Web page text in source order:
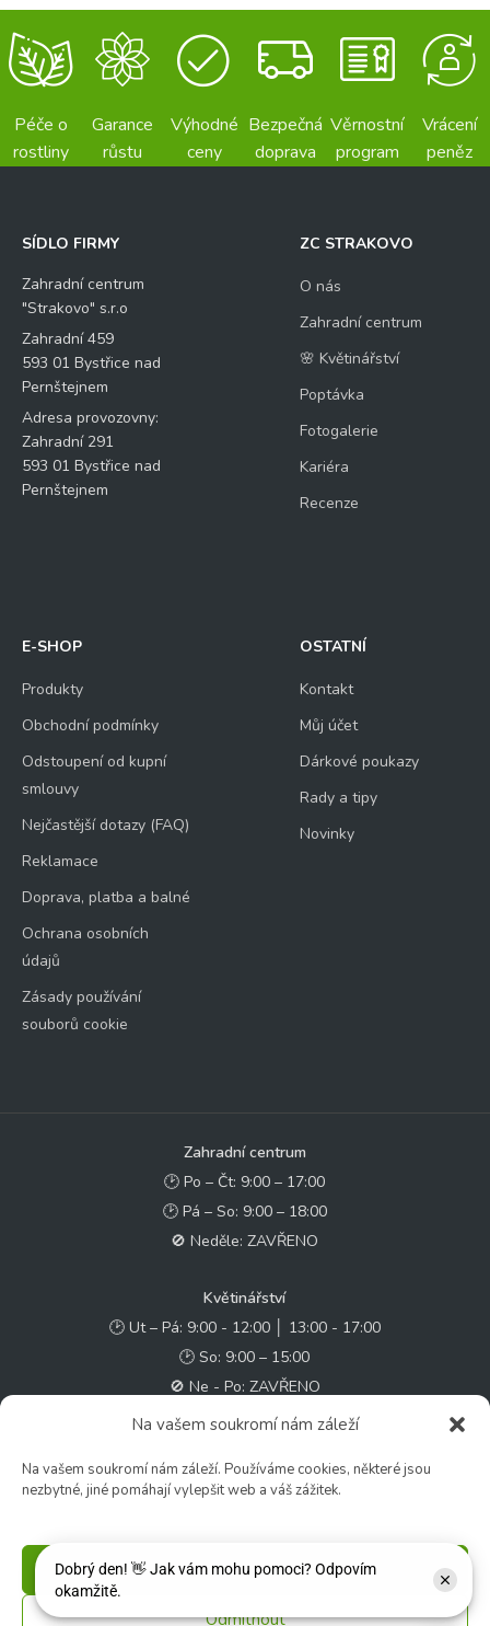
Na vašem soukromí nám záleží
Na vašem soukromí nám záleží. Používáme cookies, některé jsou
nezbytné, jiné pomáhají vylepšit web a váš zážitek.
Příjmout
Odmítnout
Péče o
rostliny
Garance
růstu
Výhodné
ceny
Bezpečná
doprava
Věrnostní
program
Vrácení
peněz
SÍDLO FIRMY
Zahradní centrum
"Strakovo" s.r.o
Zahradní 459
593 01 Bystřice nad
Pernštejnem
Adresa provozovny:
Zahradní 291
593 01 Bystřice nad
Pernštejnem
ZC STRAKOVO
O nás
Zahradní centrum
🌸 Květinářství
Poptávka
Fotogalerie
Kariéra
Recenze
E-SHOP
Produkty
Obchodní podmínky
Odstoupení od kupní
smlouvy
Nejčastější dotazy (FAQ)
Reklamace
Doprava, platba a balné
Ochrana osobních
údajů
Zásady používání
souborů cookie
OSTATNÍ
Kontakt
Můj účet
Dárkové poukazy
Rady a tipy
Novinky
Zahradní centrum
🕑 Po – Čt: 9:00 – 17:00
🕑 Pá – So: 9:00 – 18:00
🚫 Neděle: ZAVŘENO
Květinářství
🕑 Ut – Pá: 9:00 - 12:00 │ 13:00 - 17:00
🕑 So: 9:00 – 15:00
🚫 Ne - Po: ZAVŘENO
✉️ e-shop@zcstrakovo.cz